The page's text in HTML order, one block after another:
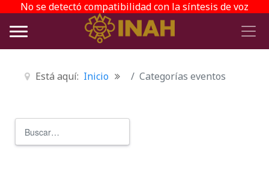
No se detectó compatibilidad con la síntesis de voz
Está aquí: Inicio Categorías eventos